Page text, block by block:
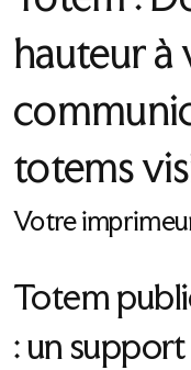
hauteur à
totems
Votre
Totem
: un